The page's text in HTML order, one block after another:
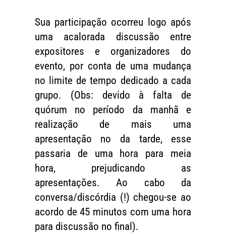
Sua participação ocorreu logo após
uma acalorada discussão entre
expositores e organizadores do
evento, por conta de uma mudança
no limite de tempo dedicado a cada
grupo. (Obs: devido à falta de
quórum no período da manhã e
realização de mais uma
apresentação no da tarde, esse
passaria de uma hora para meia
hora, prejudicando as
apresentações. Ao cabo da
conversa/discórdia (!) chegou-se ao
acordo de 45 minutos com uma hora
para discussão no final).